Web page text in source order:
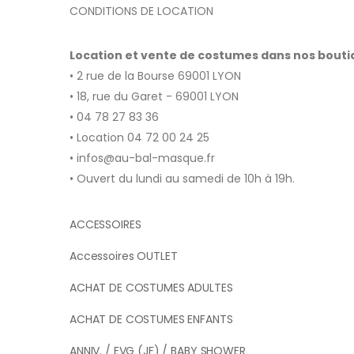
CONDITIONS DE LOCATION
Location et vente de costumes dans nos
• 2 rue de la Bourse 69001 LYON
• 18, rue du Garet - 69001 LYON
• 04 78 27 83 36
• Location 04 72 00 24 25
• infos@au-bal-masque.fr
• Ouvert du lundi au samedi de 10h à 19h.
ACCESSOIRES
Accessoires OUTLET
ACHAT DE COSTUMES ADULTES
ACHAT DE COSTUMES ENFANTS